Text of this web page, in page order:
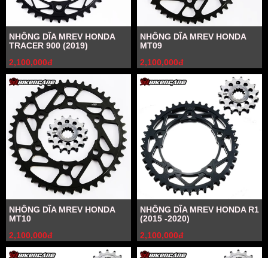
NHÔNG DĨA MREV HONDA
TRACER 900 (2019)
2,100,000đ
NHÔNG DĨA MREV HONDA
MT09
2,100,000đ
NHÔNG DĨA MREV HONDA
MT10
2,100,000đ
NHÔNG DĨA MREV HONDA R1
(2015 -2020)
2,100,000đ